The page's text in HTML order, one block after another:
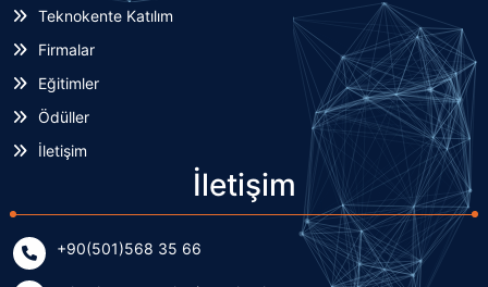
Teknokente Katılım
Firmalar
Eğitimler
Ödüller
İletişim
İletişim
+90(501)568 35 66